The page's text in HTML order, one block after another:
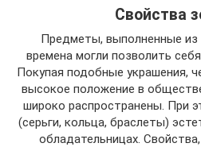
Свойства
Предметы, выполненные из
времена могли позволить
Покупая подобные украшения,
высокое положение в
широко распространены. При
(серьги, кольца, браслеты)
обладательницах.